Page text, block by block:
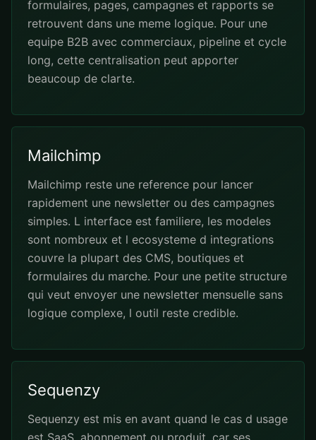
formulaires, pages, campagnes et rapports se
retrouvent dans une meme logique. Pour une
equipe B2B avec commerciaux, pipeline et cycle
long, cette centralisation peut apporter
beaucoup de clarte.
Mailchimp
Mailchimp reste une reference pour lancer
rapidement une newsletter ou des campagnes
simples. L interface est familiere, les modeles
sont nombreux et l ecosysteme d integrations
couvre la plupart des CMS, boutiques et
formulaires du marche. Pour une petite structure
qui veut envoyer une newsletter mensuelle sans
logique complexe, l outil reste credible.
Sequenzy
Sequenzy est mis en avant quand le cas d usage
est SaaS, abonnement ou produit, car ses